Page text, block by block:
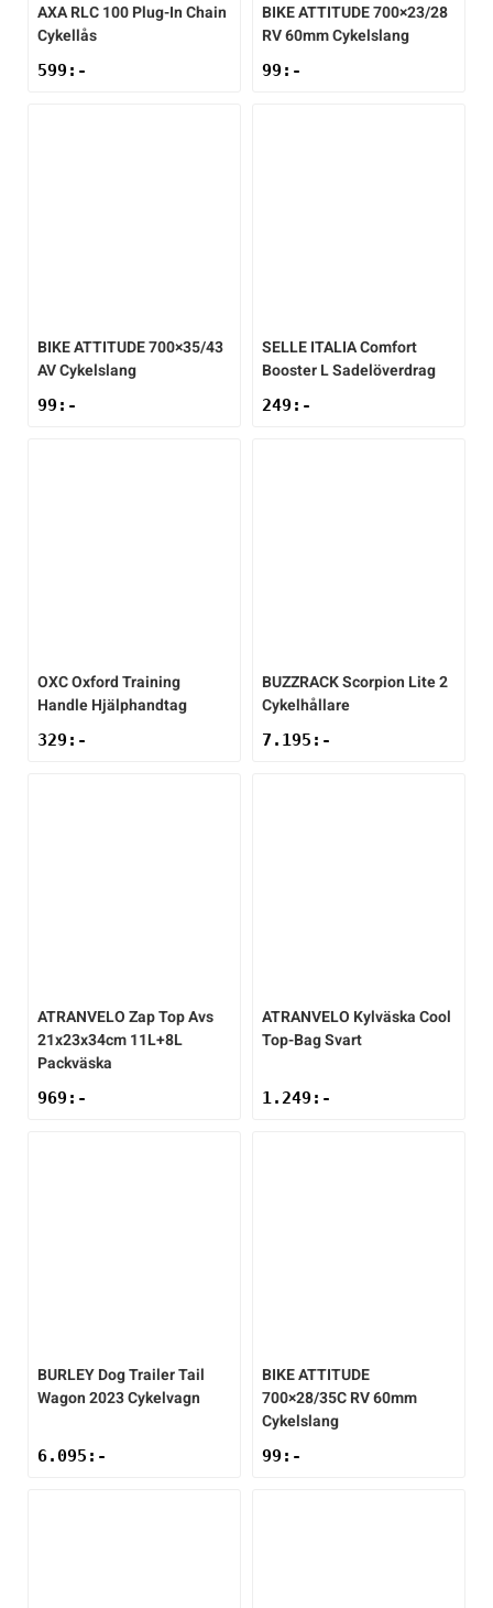
AXARLC 100 Plug-In Chain
Cykellås
599 :-
BIKE ATTITUDE700×23/28
RV 60mm Cykelslang
99 :-
BIKE ATTITUDE700×35/43
AV Cykelslang
99 :-
SELLE ITALIAComfort
Booster L Sadelöverdrag
249 :-
OXCOxford Training
Handle Hjälphandtag
329 :-
BUZZRACKScorpion Lite 2
Cykelhållare
7.195 :-
ATRANVELOZap Top Avs
21x23x34cm 11L+8L
Packväska
969 :-
ATRANVELO Kylväska Cool
Top-Bag Svart
1.249 :-
BURLEYDog Trailer Tail
Wagon 2023 Cykelvagn
6.095 :-
BIKE ATTITUDE
700×28/35C RV 60mm
Cykelslang
99 :-